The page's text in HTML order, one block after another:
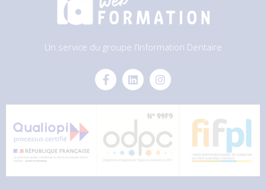
Un service du groupe l'Information Dentaire